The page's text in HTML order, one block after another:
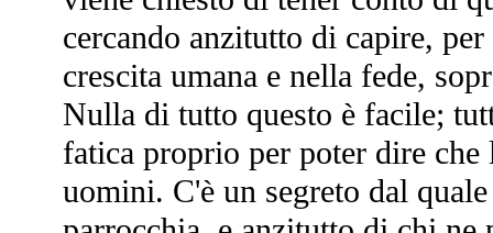
cercando anzitutto di capire,
crescita umana e nella fede,
Nulla di tutto questo è facile;
fatica proprio per poter dire che
uomini. C'è un segreto dal